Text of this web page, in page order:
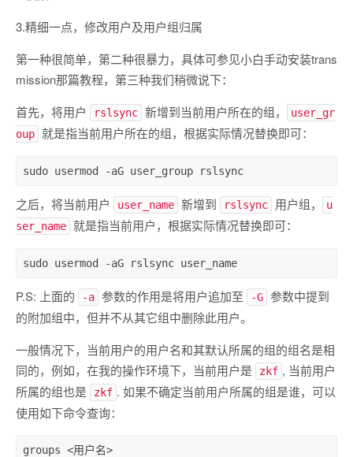
3.精细一点，修改用户及用户组归属
第一种很简单，第二种很暴力，具体可参见小白手动安装trans
mission那篇教程，第三种我们稍微说下：
首先，将用户
rslsync 新增到当前用户所在的组，
user_gr
oup 就是指当前用户所在的组，根据实际情况替换即可：
sudo usermod -aG user_group rslsync
之后，将当前用户 user_name 新增到 rslsync 用户组，
u
ser_name 就是指当前用户，根据实际情况替换即可：
sudo usermod -aG rslsync user_name
P.S: 上面的 -a 参数的作用是将用户追加至 -G 参数中提到
的附加组中，但并不从其它组中删除此用户。
一般情况下，当前用户的用户名和其默认所属的组的组名是相
同的，例如，在我的操作环境下，当前用户是
zkf , 当前用户
所属的组也是
zkf . 如果不确定当前用户所属的组是谁，可以
使用如下命令查询：
groups <用户名>